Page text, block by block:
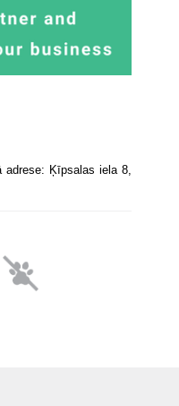
adrese: Ķīpsalas iela 8,